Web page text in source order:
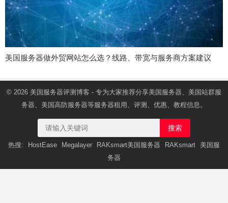
美国服务器做外贸网站怎么选？线路、带宽与服务商方案建议
© 2026 美国服务器评测博客 - 专为大家推荐分享美国服务器、美国站群服
务器、美国高防服务器等服务器租用、评测、优惠、教程信息。
搜索
热搜: HostEase Megalayer RAKsmart美国服务器 RAKsmart
美国服
务器